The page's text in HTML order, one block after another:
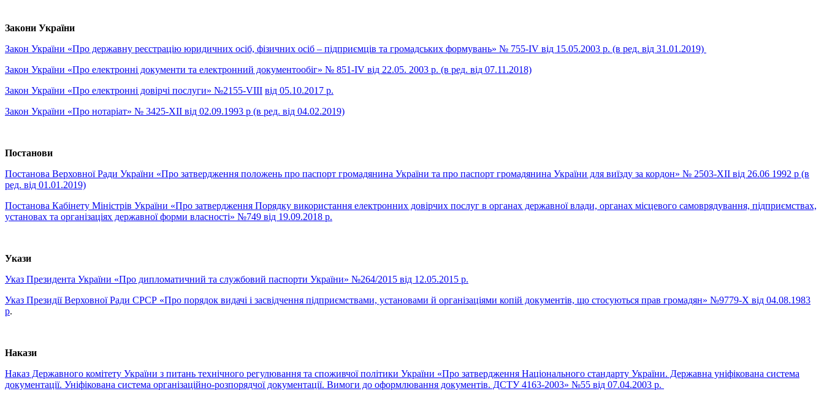
Закони України
Закон України «Про державну реєстрацію юридичних осіб, фізичних осіб – підприємців та громадських формувань» № 755-IV від 15.05.2003 р. (в ред. від 31.01.2019)
Закон України «Про електронні документи та електронний документообіг» № 851-IV від 22.05. 2003 р. (в ред. від 07.11.2018)
Закон України «Про електронні довірчі послуги» №2155-VIII від 05.10.2017 р.
Закон України «Про нотаріат» № 3425-XII від 02.09.1993 р (в ред. від 04.02.2019)
Постанови
Постанова Верховної Ради України «Про затвердження положень про паспорт громадянина України та про паспорт громадянина України для виїзду за кордон» № 2503-XII від 26.06 1992 р (в
ред. від 01.01.2019)
Постанова Кабінету Міністрів України «Про затвердження Порядку використання електронних довірчих послуг в органах державної влади, органах місцевого самоврядування, підприємствах,
установах та організаціях державної форми власності» №749 від 19.09.2018 р.
Укази
Указ Президента України «Про дипломатичний та службовий паспорти України» №264/2015 від 12.05.2015 р.
Указ Президії Верховної Ради СРСР «Про порядок видачі і засвідчення підприємствами, установами й організаціями копій документів, що стосуються прав громадян» №9779-Х від 04.08.1983
р.
Накази
Наказ Державного комітету України з питань технічного регулювання та споживчої політики України «Про затвердження Національного стандарту України. Державна уніфікована система
документації. Уніфікована система організаційно-розпорядчої документації. Вимоги до оформлювання документів. ДСТУ 4163-2003» №55 від 07.04.2003 р.